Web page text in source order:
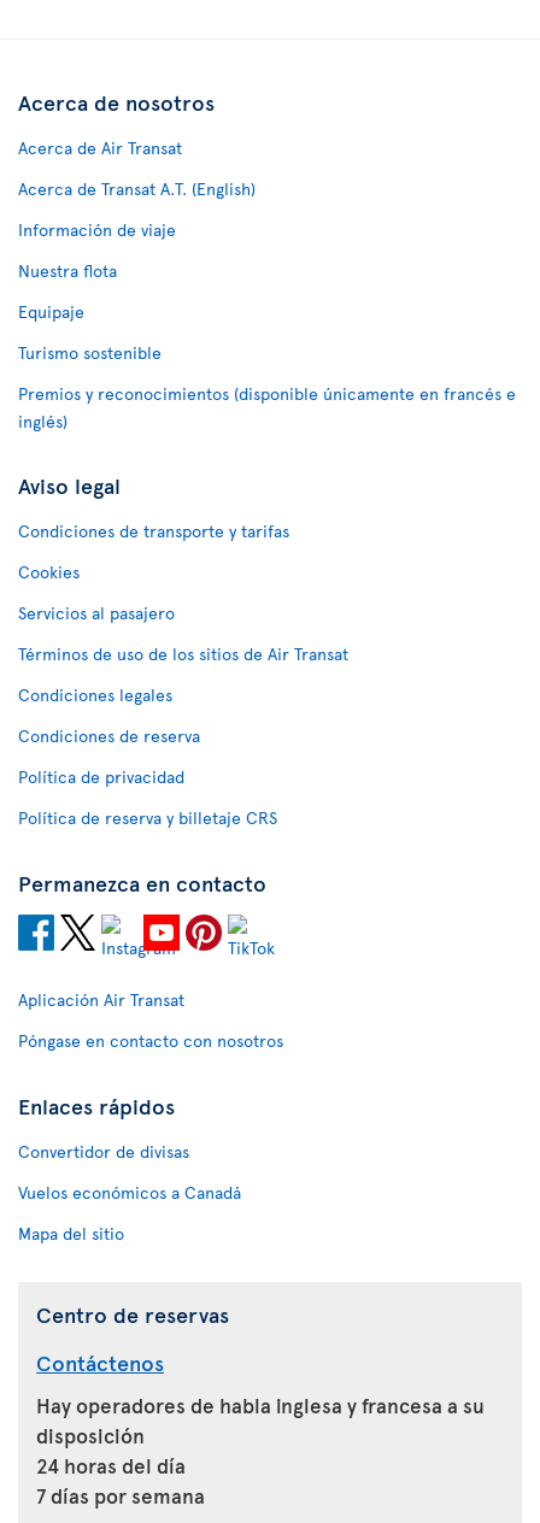
Acerca de nosotros
Acerca de Air Transat
Acerca de Transat A.T. (English)
Información de viaje
Nuestra flota
Equipaje
Turismo sostenible
Premios y reconocimientos (disponible únicamente en francés e
inglés)
Aviso legal
Condiciones de transporte y tarifas
Cookies
Servicios al pasajero
Términos de uso de los sitios de Air Transat
Condiciones legales
Condiciones de reserva
Política de privacidad
Política de reserva y billetaje CRS
Permanezca en contacto
Aplicación Air Transat
Póngase en contacto con nosotros
Enlaces rápidos
Convertidor de divisas
Vuelos económicos a Canadá
Mapa del sitio
Centro de reservas
Contáctenos
Hay operadores de habla inglesa y francesa a su
disposición
24 horas del día
7 días por semana